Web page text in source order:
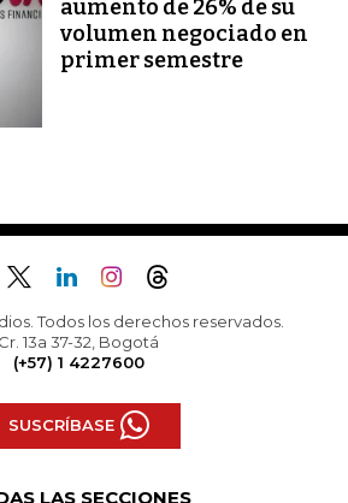
aumento de 26% de su
volumen negociado en
primer semestre
Todos los derechos reservados.
Cr. 13a 37-32, Bogotá
(+57) 1 4227600
SUSCRÍBASE
LAS SECCIONES